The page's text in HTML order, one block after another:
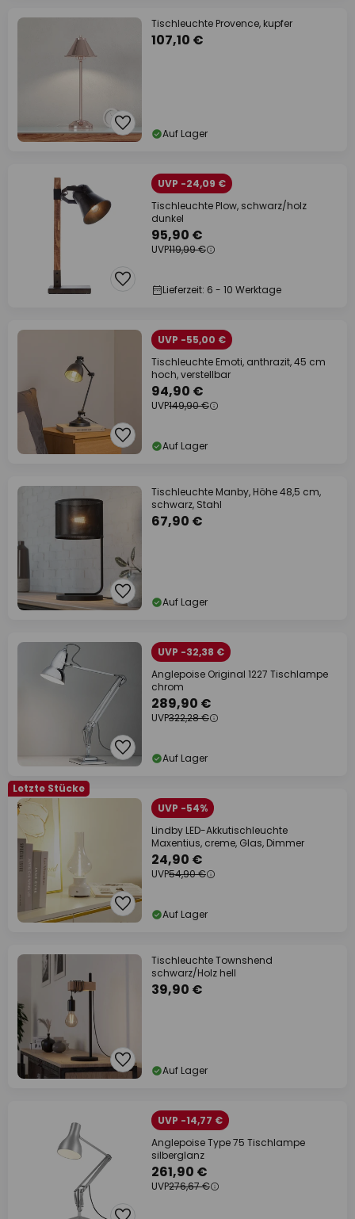
Tischleuchte Provence, kupfer
107,10 €
Auf Lager
UVP -24,09 €
Tischleuchte Plow, schwarz/holz
dunkel
95,90 €
UVP119,99 €
Lieferzeit: 6 - 10 Werktage
UVP -55,00 €
Tischleuchte Emoti, anthrazit, 45 cm
hoch, verstellbar
94,90 €
UVP149,90 €
Auf Lager
Tischleuchte Manby, Höhe 48,5 cm,
schwarz, Stahl
67,90 €
Auf Lager
UVP -32,38 €
Anglepoise Original 1227 Tischlampe
chrom
289,90 €
UVP322,28 €
Auf Lager
Letzte Stücke
UVP -54%
Lindby LED-Akkutischleuchte
Maxentius, creme, Glas, Dimmer
24,90 €
UVP54,90 €
Auf Lager
Tischleuchte Townshend
schwarz/Holz hell
39,90 €
Auf Lager
UVP -14,77 €
Anglepoise Type 75 Tischlampe
silberglanz
261,90 €
UVP276,67 €